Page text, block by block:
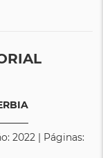
2022 | Páginas: